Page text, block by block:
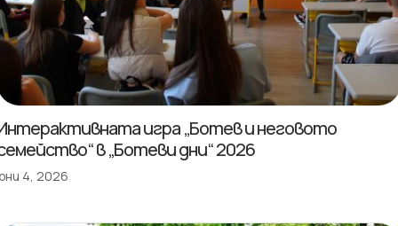
игра „Ботев и неговото
в „Ботеви дни“ 2026
4, 2026